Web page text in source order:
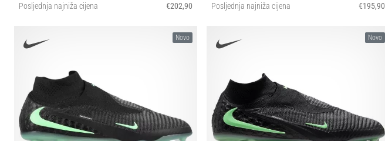
Posljednja najniža cijena €202,90 Posljednja najniža cijena €195,90
Novo Novo